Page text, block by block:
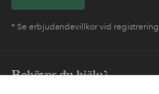
* Se erbjudandevillkor vid registrering
Behöver du hjälp?